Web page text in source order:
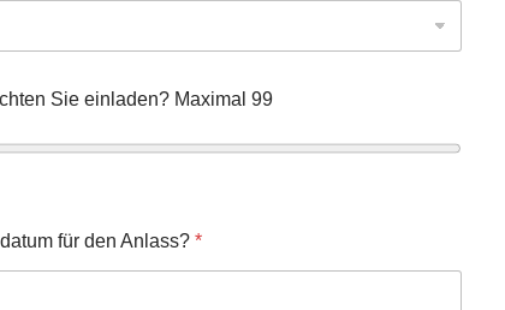
Sie einladen? Maximal 99
für den Anlass? *